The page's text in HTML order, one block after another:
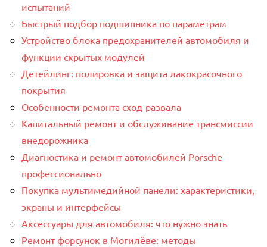
испытаний
Быстрый подбор подшипника по параметрам
Устройство блока предохранителей автомобиля и
функции скрытых модулей
Детейлинг: полировка и защита лакокрасочного
покрытия
Особенности ремонта сход-развала
Капитальный ремонт и обслуживание трансмиссии
внедорожника
Диагностика и ремонт автомобилей Porsche
профессионально
Покупка мультимедийной панели: характеристики,
экраны и интерфейсы
Аксессуары для автомобиля: что нужно знать
Ремонт форсунок в Могилёве: методы